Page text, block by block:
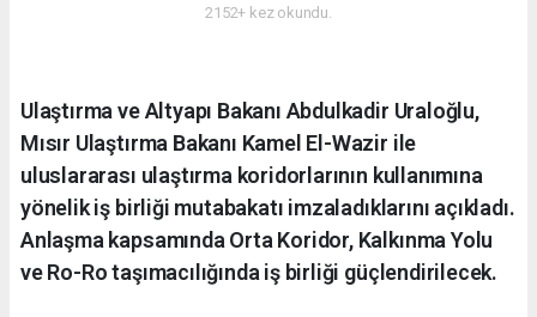
2152+ kez okundu.
Ulaştırma ve Altyapı Bakanı Abdulkadir Uraloğlu,
Mısır Ulaştırma Bakanı Kamel El-Wazir ile
uluslararası ulaştırma koridorlarının kullanımına
yönelik iş birliği mutabakatı imzaladıklarını açıkladı.
Anlaşma kapsamında Orta Koridor, Kalkınma Yolu
ve Ro-Ro taşımacılığında iş birliği güçlendirilecek.